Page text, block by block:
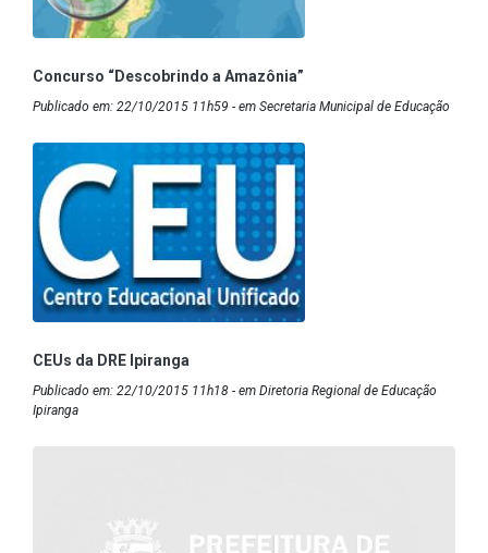
Concurso “Descobrindo a Amazônia”
Publicado em: 22/10/2015 11h59 - em Secretaria Municipal de Educação
CEUs da DRE Ipiranga
Publicado em: 22/10/2015 11h18 - em Diretoria Regional de Educação
Ipiranga